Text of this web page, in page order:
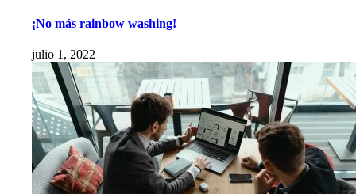
¡No más rainbow washing!
julio 1, 2022